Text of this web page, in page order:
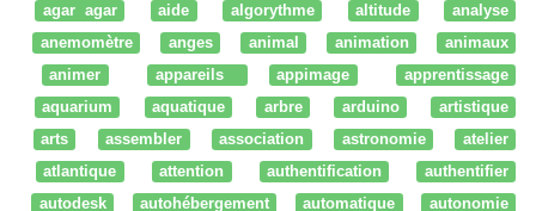
agar agar
aide algorythme altitude
analyse
anemomètre
anges animal animation
animaux
animer
appareils appimage
apprentissage
aquarium
aquatique arbre arduino
artistique
arts
assembler association astronomie
atelier
atlantique
attention authentification
authentifier
autodesk
autohébergement automatique
autonomie